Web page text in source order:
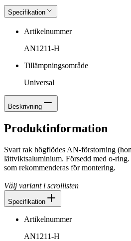
Specifikation
Artikelnummer
AN1211-H
Tillämpningsområde
Universal
Beskrivning
Produktinformation
Svart rak högflödes AN-förstorning
lättviktsaluminium. Försedd med o-
som rekommenderas för montering.
Välj variant i scrollisten
Specifikation
Artikelnummer
AN1211-H